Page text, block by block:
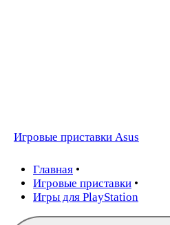
Игровые приставки Asus
Главная •
Игровые приставки •
Игры для PlayStation